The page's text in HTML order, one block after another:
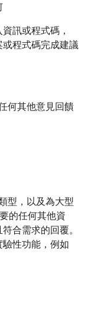
訊或程式碼，
或程式碼完成建議
何其他意見回饋
型，以及為大型
的任何其他資
合需求的回覆。
性功能，例如